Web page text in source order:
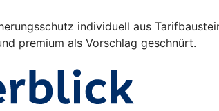
individuell aus
premium als Vorschlag geschnürt.